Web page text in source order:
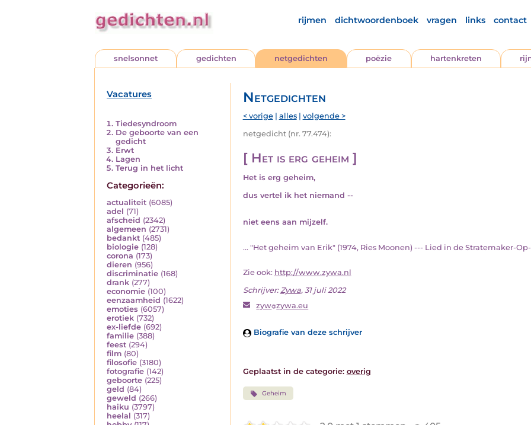
rijmen dichtwoordenboek vragen links contact
snelsonnet gedichten netgedichten poëzie hartenkreten
Vacatures
Tiedesyndroom
De geboorte van een
gedicht
Erwt
Lagen
Terug in het licht
Categorieën:
actualiteit (6085)
adel (71)
afscheid (2342)
algemeen (2731)
bedankt (485)
biologie (128)
corona (173)
dieren (956)
discriminatie (168)
drank (277)
economie (100)
eenzaamheid (1622)
emoties (6057)
erotiek (732)
ex-liefde (692)
familie (388)
feest (294)
film (80)
filosofie (3180)
fotografie (142)
geboorte (225)
geld (84)
geweld (266)
haiku (3797)
heelal (317)
Netgedichten
< vorige| alles| volgende >
netgedicht (nr. 77.474):
[ Het is erg geheim ]
Het is erg geheim,
dus vertel ik het niemand --
niet eens aan mijzelf.
... "Het geheim van Erik" (1974, Ries Moonen) --- Lied in de Stratemaker-
Zie ook: http://www.zywa.nl
Schrijver:Zywa, 31 juli 2022
zyw zywa.eu
Biografie van deze schrijver
Geplaatst in de categorie: overig
Geheim